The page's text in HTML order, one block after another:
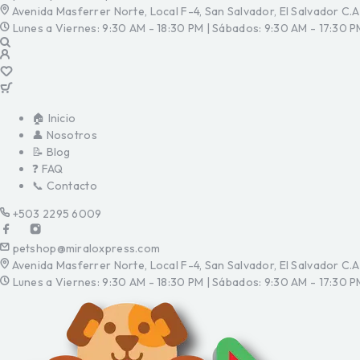
Avenida Masferrer Norte, Local F-4, San Salvador, El Salvador
Lunes a Viernes: 9:30 AM - 18:30 PM | Sábados: 9:30 AM - 17:30
🏠 Inicio
👤 Nosotros
📝 Blog
❓ FAQ
📞 Contacto
+503 2295 6009
petshop@miraloxpress.com
Avenida Masferrer Norte, Local F-4, San Salvador, El Salvador
Lunes a Viernes: 9:30 AM - 18:30 PM | Sábados: 9:30 AM - 17:30